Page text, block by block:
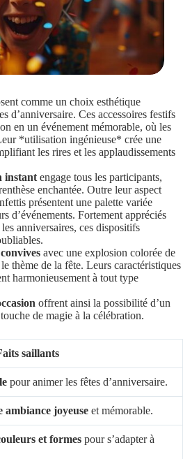
comme un choix esthétique
d’anniversaire. Ces accessoires festifs
en un événement mémorable, où les
*utilisation ingénieuse* crée une
les rires et les applaudissements
instant engage tous les participants,
enchantée. Outre leur aspect
présentent une palette variée
d’événements. Fortement appréciés
anniversaires, ces dispositifs
avec une explosion colorée de
thème de la fête. Leurs caractéristiques
harmonieusement à tout type
offrent ainsi la possibilité d’un
de magie à la célébration.
saillants
pour animer les fêtes d’anniversaire.
ambiance joyeuse et mémorable.
et formes pour s’adapter à